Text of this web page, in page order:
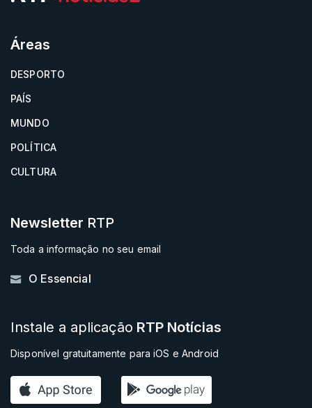
Áreas
DESPORTO
PAÍS
MUNDO
POLÍTICA
CULTURA
Newsletter RTP
Toda a informação no seu email
O Essencial
Instale a aplicação RTP Notícias
Disponível gratuitamente para iOS e Android